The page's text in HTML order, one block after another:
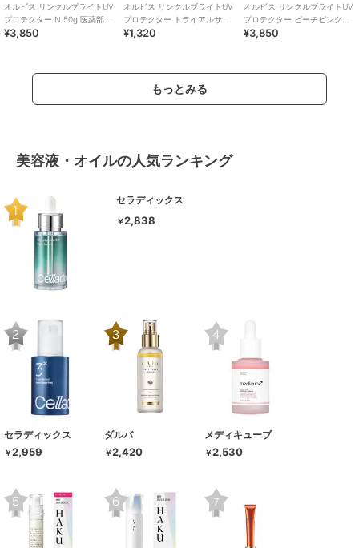
オルビス リンクルブライトUV
プロテクター N 50g 医薬部外
品（顔用日焼け止め）
¥3,850
オルビス リンクルブライトUV
プロテクター トライアルサイ
ズ 15g 医薬部外品 （顔用日焼
¥1,320
オルビス リンクルブライトUV
プロテクター ピーチピンク
50g 医薬部外品 （顔用日焼け
¥3,850
もっとみる
美容液・オイルの人気ランキング
セラディックス
￥2,838
セラディックス
￥2,959
ダルバ
￥2,420
メディキューブ
￥2,530